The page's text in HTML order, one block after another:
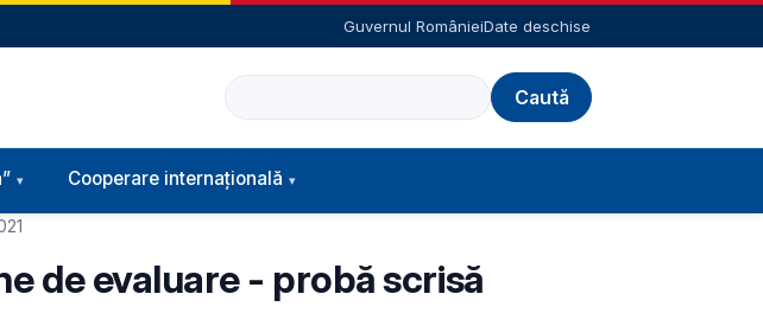
Guvernul RomânieiDate deschise
Caută
Cooperare internațională
de evaluare - probă scrisă